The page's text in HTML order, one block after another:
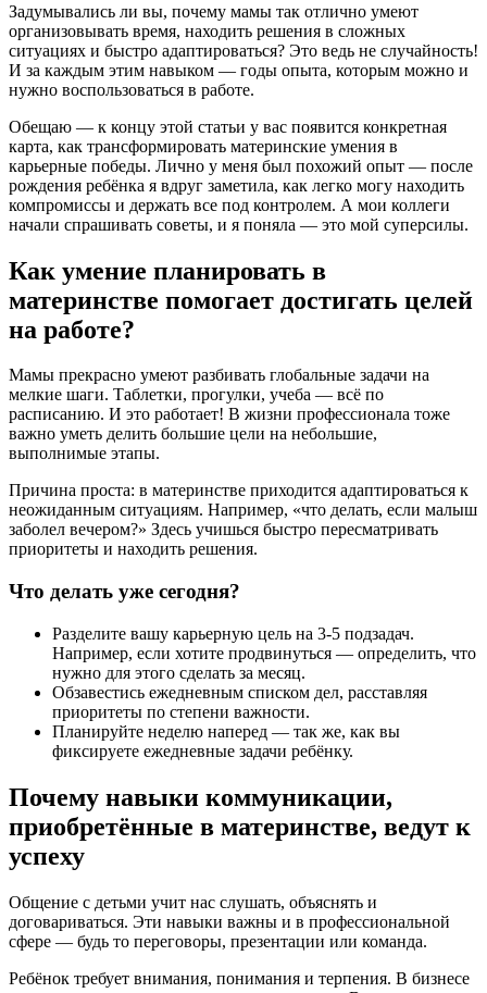
Задумывались ли вы, почему мамы так отлично умеют
организовывать время, находить решения в сложных
ситуациях и быстро адаптироваться? Это ведь не случайность!
И за каждым этим навыком — годы опыта, которым можно и
нужно воспользоваться в работе.
Обещаю — к концу этой статьи у вас появится конкретная
карта, как трансформировать материнские умения в
карьерные победы. Лично у меня был похожий опыт — после
рождения ребёнка я вдруг заметила, как легко могу находить
компромиссы и держать все под контролем. А мои коллеги
начали спрашивать советы, и я поняла — это мой суперсилы.
Как умение планировать в
материнстве помогает достигать целей
на работе?
Мамы прекрасно умеют разбивать глобальные задачи на
мелкие шаги. Таблетки, прогулки, учеба — всё по
расписанию. И это работает! В жизни профессионала тоже
важно уметь делить большие цели на небольшие,
выполнимые этапы.
Причина проста: в материнстве приходится адаптироваться к
неожиданным ситуациям. Например, «что делать, если малыш
заболел вечером?» Здесь учишься быстро пересматривать
приоритеты и находить решения.
Что делать уже сегодня?
Разделите вашу карьерную цель на 3-5 подзадач.
Например, если хотите продвинуться — определить, что
нужно для этого сделать за месяц.
Обзавестись ежедневным списком дел, расставляя
приоритеты по степени важности.
Планируйте неделю наперед — так же, как вы
фиксируете ежедневные задачи ребёнку.
Почему навыки коммуникации,
приобретённые в материнстве, ведут к
успеху
Общение с детьми учит нас слушать, объяснять и
договариваться. Эти навыки важны и в профессиональной
сфере — будь то переговоры, презентации или команда.
Ребёнок требует внимания, понимания и терпения. В бизнесе